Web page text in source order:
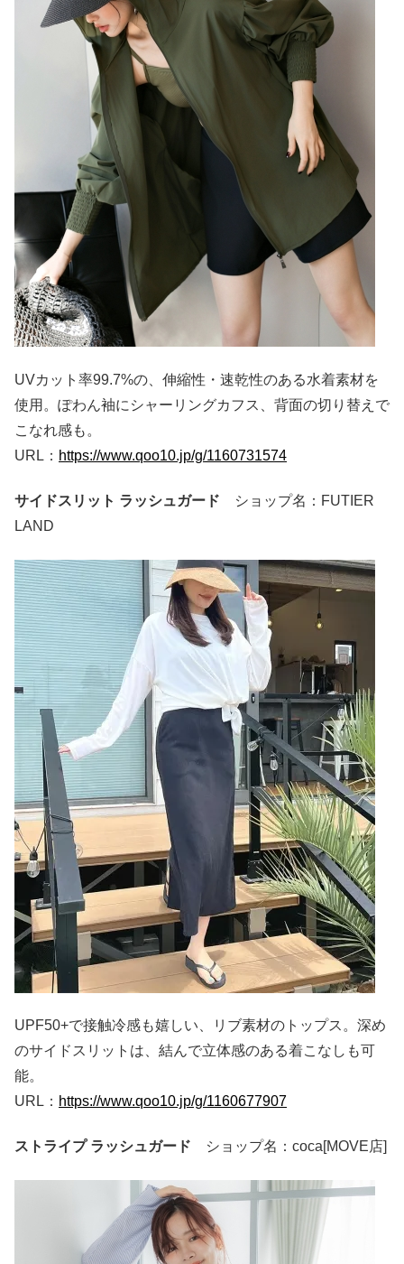
UVカット率99.7%の、伸縮性・速乾性のある水着素材を
使用。ぽわん袖にシャーリングカフス、背面の切り替えで
こなれ感も。
URL： https://www.qoo10.jp/g/1160731574
サイドスリット ラッシュガード ショップ名：FUTIER
LAND
UPF50+で接触冷感も嬉しい、リブ素材のトップス。深め
のサイドスリットは、結んで立体感のある着こなしも可
能。
URL： https://www.qoo10.jp/g/1160677907
ストライプ ラッシュガード ショップ名：coca[MOVE店]